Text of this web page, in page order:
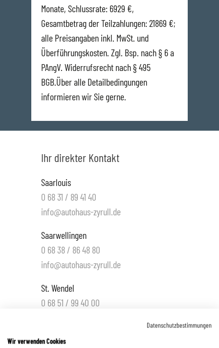
Monate, Schlussrate: 6929 €,
Gesamtbetrag der Teilzahlungen: 21869 €;
alle Preisangaben inkl. MwSt. und
Überführungskosten. Zgl. Bsp. nach § 6 a
PAngV. Widerrufsrecht nach § 495
BGB.Über alle Detailbedingungen
informieren wir Sie gerne.
Ihr direkter Kontakt
Saarlouis
0 68 31 / 89 41 40
info@autohaus-zyrull.de
Saarwellingen
0 68 38 / 86 48 80
info@autohaus-zyrull.de
St. Wendel
0 68 51 / 99 40 00
Hüttigweiler
Datenschutzbestimmungen
Wir verwenden Cookies